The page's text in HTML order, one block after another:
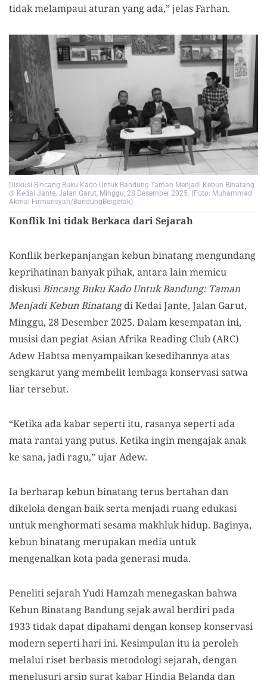
tidak melampaui aturan yang ada,” jelas Farhan.
Diskusi Bincang Buku Kado Untuk Bandung Taman Menjadi Kebun Binatang
di Kedai Jante, Jalan Garut, Minggu, 28 Desember 2025. (Foto: Muhammad
Akmal Firmansyah/BandungBergerak)
Konflik Ini tidak Berkaca dari Sejarah
Konflik berkepanjangan kebun binatang mengundang
keprihatinan banyak pihak, antara lain memicu
diskusiBincang Buku Kado Untuk Bandung: Taman
Menjadi Kebun Binatangdi Kedai Jante, Jalan Garut,
Minggu, 28 Desember 2025. Dalam kesempatan ini,
musisi dan pegiat Asian Afrika Reading Club (ARC)
Adew Habtsa menyampaikan kesedihannya atas
sengkarut yang membelit lembaga konservasi satwa
liar tersebut.
“Ketika ada kabar seperti itu, rasanya seperti ada
mata rantai yang putus. Ketika ingin mengajak anak
ke sana, jadi ragu,” ujar Adew.
Ia berharap kebun binatang terus bertahan dan
dikelola dengan baik serta menjadi ruang edukasi
untuk menghormati sesama makhluk hidup. Baginya,
kebun binatang merupakan media untuk
mengenalkan kota pada generasi muda.
Peneliti sejarah Yudi Hamzah menegaskan bahwa
Kebun Binatang Bandung sejak awal berdiri pada
1933 tidak dapat dipahami dengan konsep konservasi
modern seperti hari ini. Kesimpulan itu ia peroleh
melalui riset berbasis metodologi sejarah, dengan
menelusuri arsip surat kabar Hindia Belanda dan